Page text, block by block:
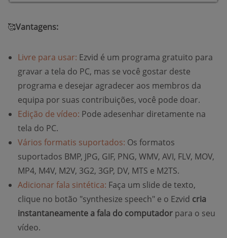
🥰Vantagens:
Livre para usar: Ezvid é um programa gratuito para
gravar a tela do PC, mas se você gostar deste
programa e desejar agradecer aos membros da
equipa por suas contribuições, você pode doar.
Edição de vídeo: Pode adesenhar diretamente na
tela do PC.
Vários formatis suportados: Os formatos
suportados BMP, JPG, GIF, PNG, WMV, AVI, FLV, MOV,
MP4, M4V, M2V, 3G2, 3GP, DV, MTS e M2TS.
Adicionar fala sintética: Faça um slide de texto,
clique no botão "synthesize speech" e o Ezvid cria
instantaneamente a fala do computador para o seu
vídeo.